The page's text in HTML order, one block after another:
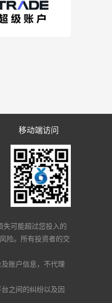
移动端访问
失可能超过您投入的
险。所有投资者的交
账户信息，不代理
之间的纠纷以及因